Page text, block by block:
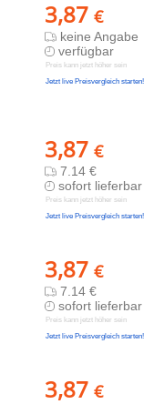
3,87 €
keine Angabe
verfügbar
Preis kann jetzt höher sein
Jetzt live Preisvergleich starten!
3,87 €
7.14 €
sofort lieferbar
Preis kann jetzt höher sein
Jetzt live Preisvergleich starten!
3,87 €
7.14 €
sofort lieferbar
Preis kann jetzt höher sein
Jetzt live Preisvergleich starten!
3,87 €